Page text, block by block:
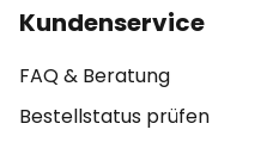
Kundenservice
FAQ & Beratung
Bestellstatus prüfen